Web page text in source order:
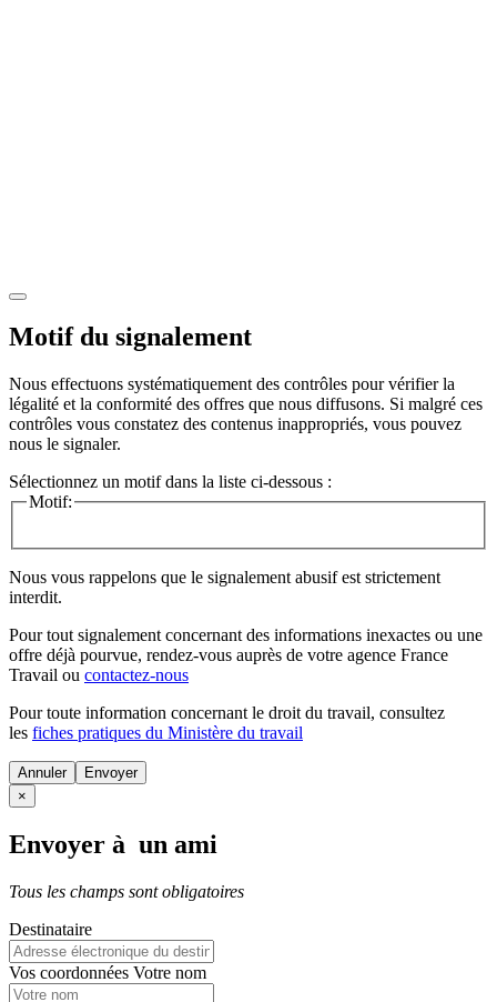
Motif du signalement
Nous effectuons systématiquement des contrôles pour vérifier la
légalité et la conformité des offres que nous diffusons. Si malgré ces
contrôles vous constatez des contenus inappropriés, vous pouvez
nous le signaler.
Sélectionnez un motif dans la liste ci-dessous :
Motif:
Nous vous rappelons que le signalement abusif est strictement
interdit.
Pour tout signalement concernant des informations inexactes ou une
offre déjà pourvue, rendez-vous auprès de votre agence France
Travail ou contactez-nous
Pour toute information concernant le droit du travail, consultez
les fiches pratiques du Ministère du travail
Annuler
×
Envoyer à un ami
Tous les champs sont obligatoires
Destinataire
Vos coordonnées Votre nom